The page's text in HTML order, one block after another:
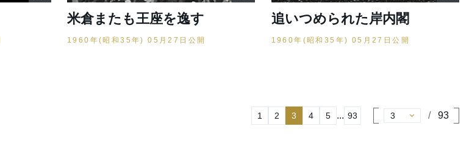
米倉またも王座を逸す
1960年(昭和35年) 05月27日公開
追いつめられた岸内閣
1960年(昭和35年) 05月27日公開
1 2 3 4 5 ... 93 93